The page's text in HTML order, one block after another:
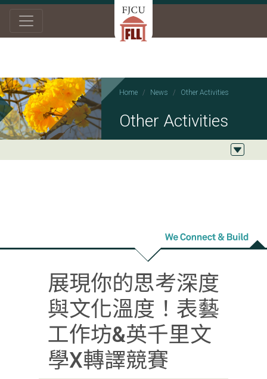
Home News Other Activities
Other Activities
展現你的思考深度
與文化溫度！表藝
工作坊&英千里文
學X轉譯競賽